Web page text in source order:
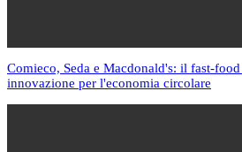
Comieco, Seda e Macdonald's: il fast-
innovazione per l'economia circolare